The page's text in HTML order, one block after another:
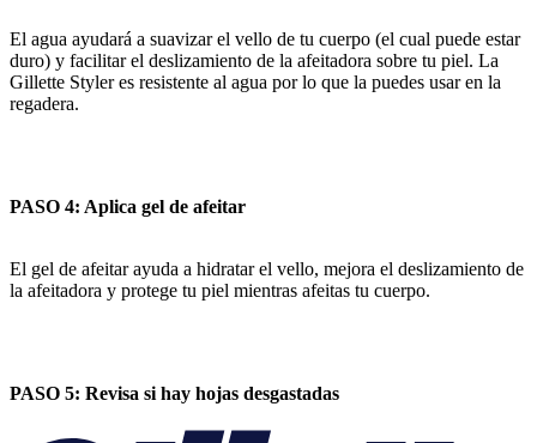
El agua ayudará a suavizar el vello de tu cuerpo (el cual puede estar
duro) y facilitar el deslizamiento de la afeitadora sobre tu piel. La
Gillette Styler es resistente al agua por lo que la puedes usar en la
regadera.
PASO 4: Aplica gel de afeitar
El gel de afeitar ayuda a hidratar el vello, mejora el deslizamiento de
la afeitadora y protege tu piel mientras afeitas tu cuerpo.
PASO 5: Revisa si hay hojas desgastadas